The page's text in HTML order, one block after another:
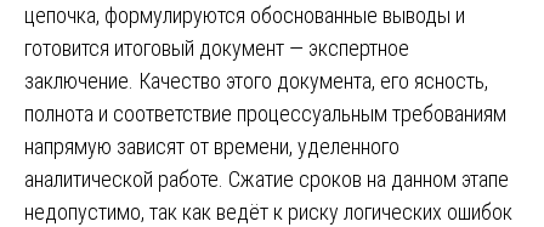
цепочка, формулируются обоснованные выводы и
готовится итоговый документ — экспертное
заключение. Качество этого документа, его ясность,
полнота и соответствие процессуальным требованиям
напрямую зависят от времени, уделенного
аналитической работе. Сжатие сроков на данном этапе
недопустимо, так как ведёт к риску логических ошибок